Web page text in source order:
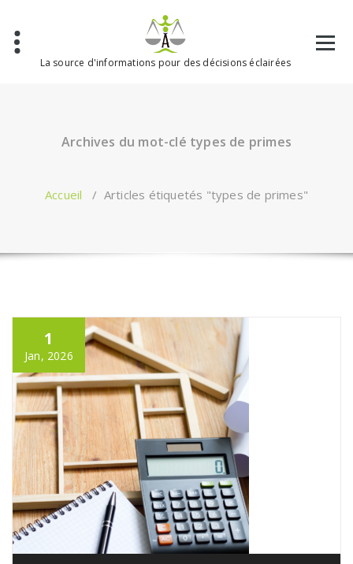
contenu
La source d'informations pour des décisions éclairées
Archives du mot-clé types de primes
Accueil / Articles étiquetés "types de primes"
1
Jan, 2026